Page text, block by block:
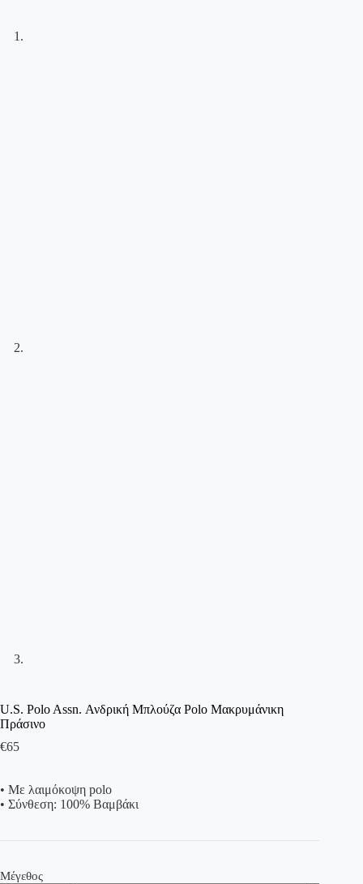
U.S. Polo Assn. Ανδρική Μπλούζα Polo Μακρυμάνικη
Πράσινο
€65
• Με λαιμόκοψη polo
• Σύνθεση: 100% Βαμβάκι
Μέγεθος